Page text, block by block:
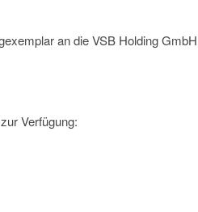
an die VSB Holding GmbH
Verfügung: